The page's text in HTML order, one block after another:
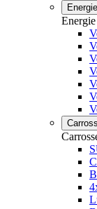
Energie
Energie